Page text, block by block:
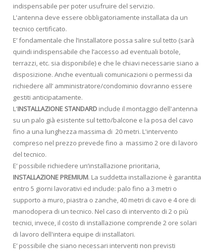
indispensabile per poter usufruire del servizio.
L'antenna deve essere obbligatoriamente installata da un
tecnico certificato.
E’ fondamentale che l’installatore possa salire sul tetto (sarà
quindi indispensabile che l’accesso ad eventuali botole,
terrazzi, etc. sia disponibile) e che le chiavi necessarie siano a
disposizione. Anche eventuali comunicazioni o permessi da
richiedere all’ amministratore/condominio dovranno essere
gestiti anticipatamente.
L'INSTALLAZIONE STANDARD include il montaggio dell'antenna
su un palo già esistente sul tetto/balcone e la posa del cavo
fino a una lunghezza massima di 20 metri. L'intervento
compreso nel prezzo prevede fino a massimo 2 ore di lavoro
del tecnico.
E’ possibile richiedere un’installazione prioritaria,
INSTALLAZIONE PREMIUM. La suddetta installazione è garantita
entro 5 giorni lavorativi ed include: palo fino a 3 metri o
supporto a muro, piastra o zanche, 40 metri di cavo e 4 ore di
manodopera di un tecnico. Nel caso di intervento di 2 o più
tecnici, invece, il costo di installazione comprende 2 ore solari
di lavoro dell'intera equipe di installatori.
E’ possibile che siano necessari interventi non previsti